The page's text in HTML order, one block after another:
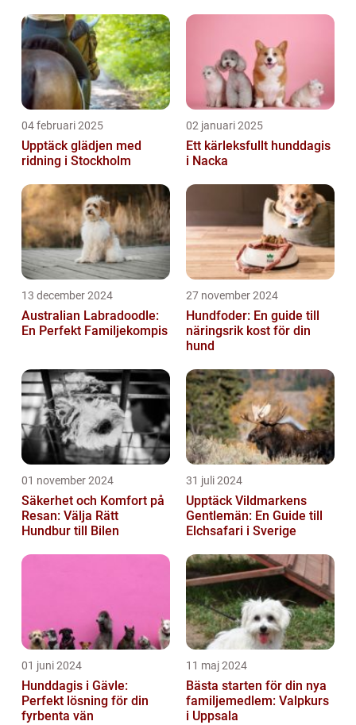
04 februari 2025
Upptäck glädjen med
ridning i Stockholm
02 januari 2025
Ett kärleksfullt hunddagis
i Nacka
13 december 2024
Australian Labradoodle:
En Perfekt Familjekompis
27 november 2024
Hundfoder: En guide till
näringsrik kost för din
hund
01 november 2024
Säkerhet och Komfort på
Resan: Välja Rätt
Hundbur till Bilen
31 juli 2024
Upptäck Vildmarkens
Gentlemän: En Guide till
Elchsafari i Sverige
01 juni 2024
Hunddagis i Gävle:
Perfekt lösning för din
fyrbenta vän
11 maj 2024
Bästa starten för din nya
familjemedlem: Valpkurs
i Uppsala